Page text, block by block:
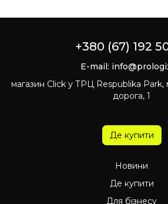
+380 (67) 192
E-mail:
магазин Click у ТРЦ Respublika Park,
дорога, 1
Де купити
Новини
Де купити
Для бізнесу